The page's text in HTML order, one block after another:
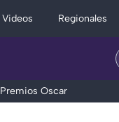
Videos Regionales
Premios Oscar